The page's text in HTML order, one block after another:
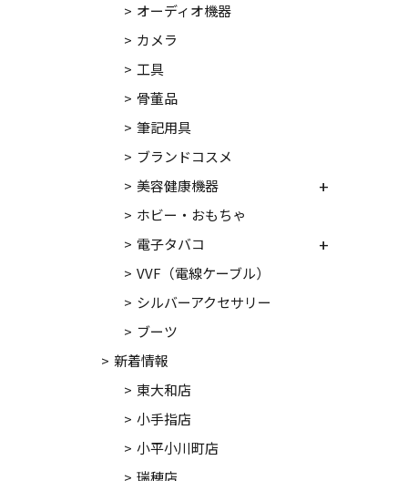
オーディオ機器
カメラ
工具
骨董品
筆記用具
ブランドコスメ
美容健康機器
ホビー・おもちゃ
電子タバコ
VVF（電線ケーブル）
シルバーアクセサリー
ブーツ
新着情報
東大和店
小手指店
小平小川町店
瑞穂店